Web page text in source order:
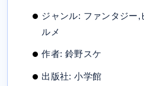
ジャンル: ファンタジー
ルメ
作者: 鈴野スケ
出版社: 小学館